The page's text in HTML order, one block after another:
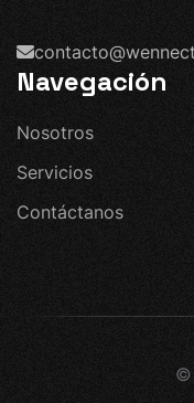
Navegación
Nosotros
Servicios
Contáctanos
©